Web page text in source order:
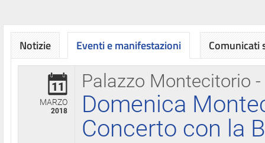
Notizie Eventi e manifestazioni
Palazzo Montecitorio
11
MARZO
2018
Domenica
Concerto con la
Comunicati